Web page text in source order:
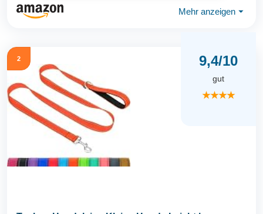
Mehr anzeigen ⏷
2 9,4/10
gut
★★★★